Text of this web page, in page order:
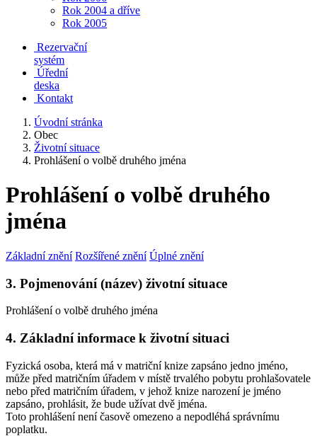
Rok 2004 a dříve
Rok 2005
Rezervační
systém
Úřední
deska
Kontakt
Úvodní stránka
Obec
Životní situace
Prohlášení o volbě druhého jména
Prohlášení o volbě druhého
jména
Základní znění Rozšířené znění Úplné znění
3. Pojmenování (název) životní situace
Prohlášení o volbě druhého jména
4. Základní informace k životní situaci
Fyzická osoba, která má v matriční knize zapsáno jedno jméno,
může před matričním úřadem v místě trvalého pobytu prohlašovatele
nebo před matričním úřadem, v jehož knize narození je jméno
zapsáno, prohlásit, že bude užívat dvě jména.
Toto prohlášení není časově omezeno a nepodléhá správnímu
poplatku.